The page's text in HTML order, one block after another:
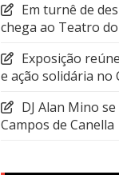
Em turnê de
chega ao Teatro
Exposição
e ação solidária no
DJ Alan Mino
Campos de Canella